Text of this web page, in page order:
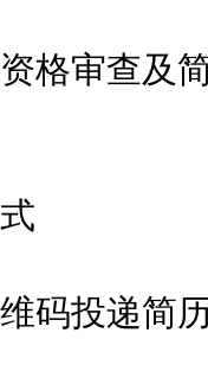
审查及
投递简